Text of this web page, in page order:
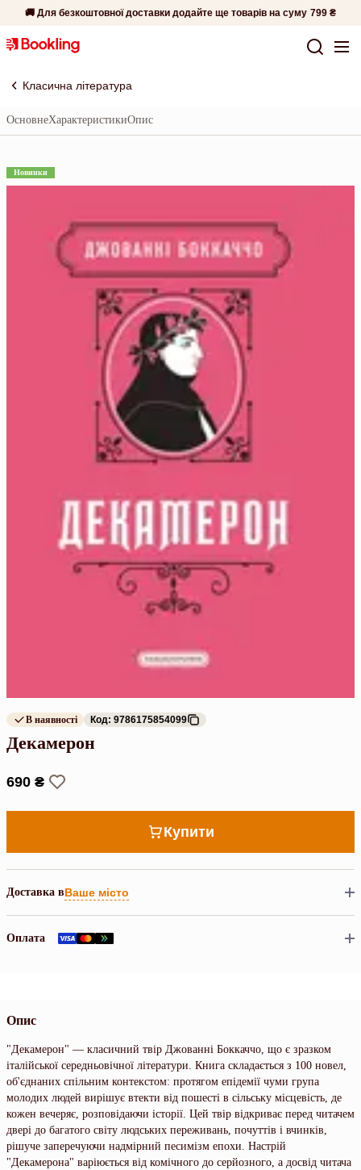
🚚 Для безкоштовної доставки додайте ще товарів на суму 799 ₴
Класична література
ОсновнеХарактеристикиОпис
Новинки
В наявності Код: 9786175854099
Декамерон
690 ₴
Купити
Доставка вВаше місто
Оплата
Опис
"Декамерон" — класичний твір Джованні Боккаччо, що є зразком
італійської середньовічної літератури. Книга складається з 100 новел,
об'єднаних спільним контекстом: протягом епідемії чуми група
молодих людей вирішує втекти від пошесті в сільську місцевість, де
кожен вечеряє, розповідаючи історії. Цей твір відкриває перед читачем
двері до багатого світу людських переживань, почуттів і вчинків,
рішуче заперечуючи надмірний песимізм епохи. Настрій
"Декамерона" варіюється від комічного до серйозного, а досвід читача